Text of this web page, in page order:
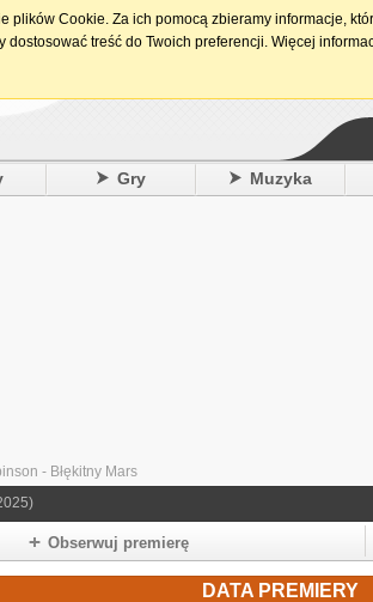
15.
Gry Muzyka
- Błękitny Mars
Obserwuj premierę
DATA PREMIERY
plików Cookie. Za ich pomocą zbieramy informacje,
treść do Twoich preferencji. Więcej